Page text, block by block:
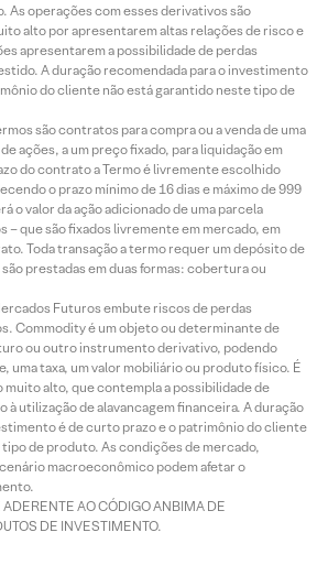
As operações com esses derivativos são
alto por apresentarem altas relações de risco e
apresentarem a possibilidade de perdas
A duração recomendada para o investimento
do cliente não está garantido neste tipo de
são contratos para compra ou a venda de uma
ações, a um preço fixado, para liquidação em
do contrato a Termo é livremente escolhido
o prazo mínimo de 16 dias e máximo de 999
o valor da ação adicionado de uma parcela
– que são fixados livremente em mercado, em
Toda transação a termo requer um depósito de
prestadas em duas formas: cobertura ou
Futuros embute riscos de perdas
Commodity é um objeto ou determinante de
ou outro instrumento derivativo, podendo
uma taxa, um valor mobiliário ou produto físico. É
alto, que contempla a possibilidade de
à utilização de alavancagem financeira. A duração
é de curto prazo e o patrimônio do cliente
de produto. As condições de mercado,
macroeconômico podem afetar o
ADERENTE AO CÓDIGO ANBIMA DE
DE INVESTIMENTO.